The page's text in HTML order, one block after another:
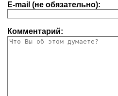
E-mail (не обязательно):
Комментарий: